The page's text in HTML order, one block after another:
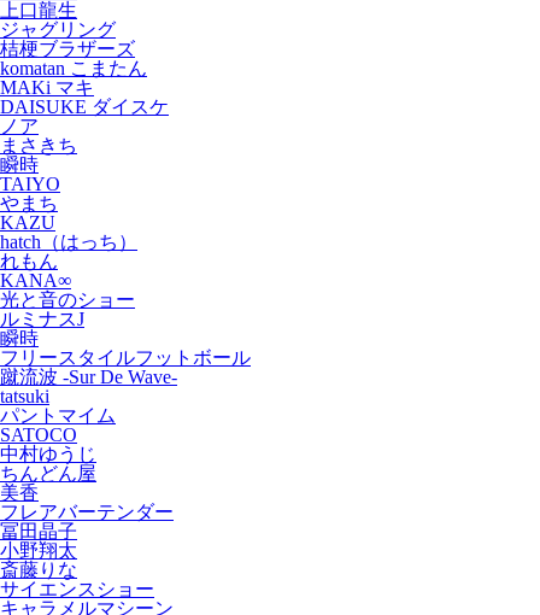
上口龍生
ジャグリング
桔梗ブラザーズ
komatan こまたん
MAKi マキ
DAISUKE ダイスケ
ノア
まさきち
瞬時
TAIYO
やまち
KAZU
hatch（はっち）
れもん
KANA∞
光と音のショー
ルミナスJ
瞬時
フリースタイルフットボール
蹴流波 -Sur De Wave-
tatsuki
パントマイム
SATOCO
中村ゆうじ
ちんどん屋
美香
フレアバーテンダー
冨田晶子
小野翔太
斎藤りな
サイエンスショー
キャラメルマシーン